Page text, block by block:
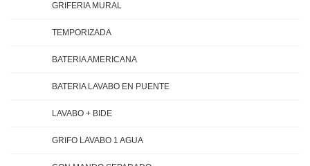
GRIFERIA MURAL
TEMPORIZADA
BATERIA AMERICANA
BATERIA LAVABO EN PUENTE
LAVABO + BIDE
GRIFO LAVABO 1 AGUA